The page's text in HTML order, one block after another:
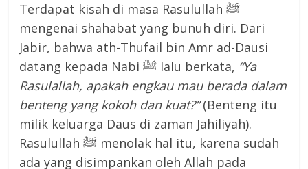
Terdapat kisah di masa Rasulullah ﷺ
mengenai shahabat yang bunuh diri. Dari
Jabir, bahwa ath-Thufail bin Amr ad-Dausi
datang kepada Nabi ﷺ lalu berkata, “Ya
Rasulallah, apakah engkau mau berada dalam
benteng yang kokoh dan kuat?”(Benteng itu
milik keluarga Daus di zaman Jahiliyah).
Rasulullah ﷺ menolak hal itu, karena sudah
ada yang disimpankan oleh Allah pada